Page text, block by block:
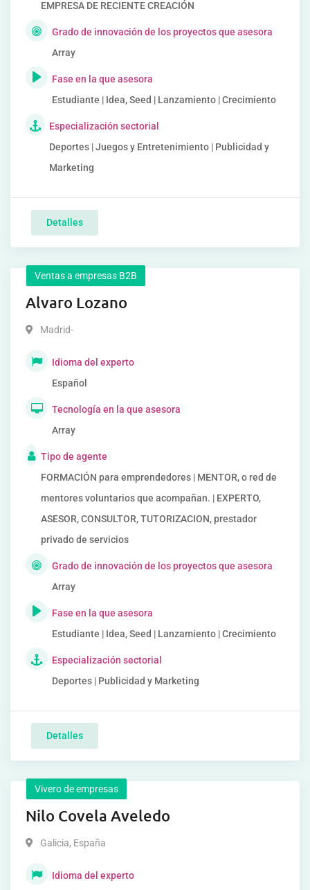
EMPRESA DE RECIENTE CREACIÓN
Grado de innovación de los proyectos que asesora
Array
Fase en la que asesora
Estudiante | Idea, Seed | Lanzamiento | Crecimiento
Especialización sectorial
Deportes | Juegos y Entretenimiento | Publicidad y
Marketing
Detalles
Ventas a empresas B2B
Alvaro Lozano
Madrid-
Idioma del experto
Español
Tecnología en la que asesora
Array
Tipo de agente
FORMACIÓN para emprendedores | MENTOR, o red de
mentores voluntarios que acompañan. | EXPERTO,
ASESOR, CONSULTOR, TUTORIZACION, prestador
privado de servicios
Grado de innovación de los proyectos que asesora
Array
Fase en la que asesora
Estudiante | Idea, Seed | Lanzamiento | Crecimiento
Especialización sectorial
Deportes | Publicidad y Marketing
Detalles
Vivero de empresas
Nilo Covela Aveledo
Galicia, España
Idioma del experto